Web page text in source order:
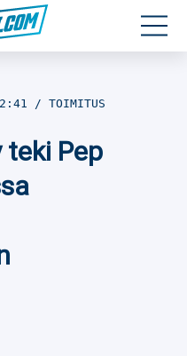
TOIMITUS
Pep